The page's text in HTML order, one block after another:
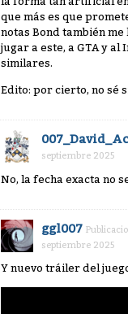
que más es que
notas Bond también
jugar a este, a GTA y
similares.
Edito: por cierto, no sé
septiembre 2025
No, la fecha exacta no
ggl007
septiembre 2025
Y nuevo tráiler del